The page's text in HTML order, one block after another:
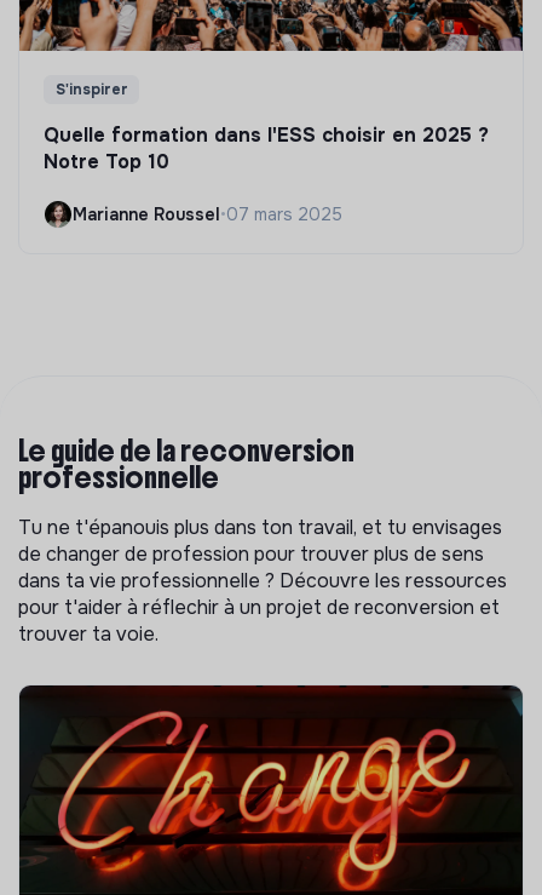
S'inspirer
Quelle formation dans l'ESS choisir en 2025 ?
Notre Top 10
Marianne Roussel•07 mars 2025
Le guide de la reconversion
professionnelle
Tu ne t'épanouis plus dans ton travail, et tu envisages
de changer de profession pour trouver plus de sens
dans ta vie professionnelle ? Découvre les ressources
pour t'aider à réflechir à un projet de reconversion et
trouver ta voie.